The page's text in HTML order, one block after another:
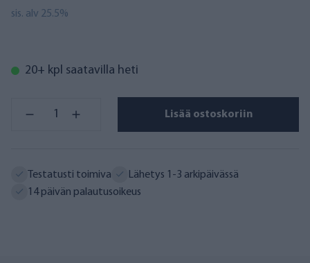
sis. alv 25.5%
20+ kpl saatavilla heti
Lisää ostoskoriin
Testatusti toimiva
Lähetys 1-3 arkipäivässä
14 päivän palautusoikeus